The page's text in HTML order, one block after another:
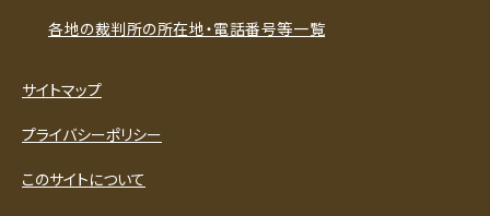
各地の裁判所の所在地・電話番号等一覧
サイトマップ
プライバシーポリシー
このサイトについて